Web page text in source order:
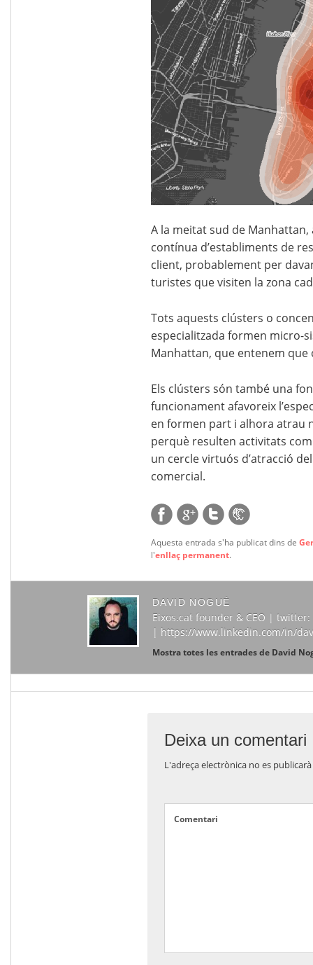
A la meitat sud de
contínua d’establiments de
client, probablement per
turistes que visiten la zona
Tots aquests clústers o
especialitzada formen micro-
Manhattan, que entenem
Els clústers són també una
funcionament afavoreix
en formen part i alhora atrau
perquè resulten activitats
un cercle virtuós d’atracció
comercial.
Aquesta entrada s'ha publicat dins de
l'enllaç permanent.
DAVID NOGUÉ
Eixos.cat founder & CEO |
| https://www.linkedin.com/in/
Mostra totes les entrades de David
Deixa un comentari
L'adreça electrònica no es publicarà
Comentari